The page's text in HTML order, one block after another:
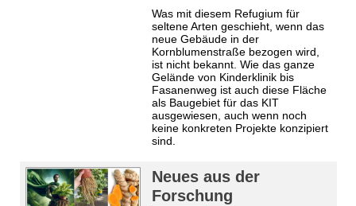
Was mit diesem Refugium für
seltene Arten geschieht, wenn das
neue Gebäude in der
Kornblumenstraße bezogen wird,
ist nicht bekannt. Wie das ganze
Gelände von Kinderklinik bis
Fasanenweg ist auch diese Fläche
als Baugebiet für das KIT
ausgewiesen, auch wenn noch
keine konkreten Projekte konzipiert
sind.
Neues aus der
Forschung